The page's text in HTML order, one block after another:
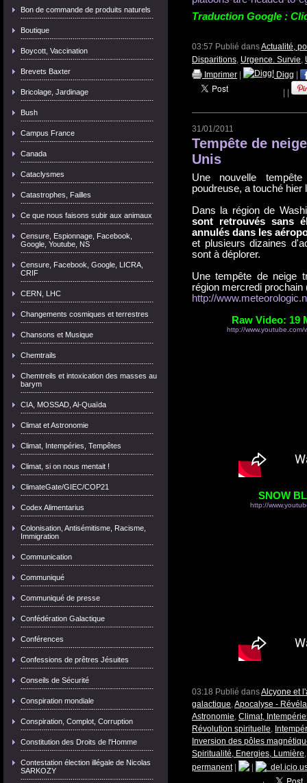
Bon de commande de produits naturels
Boutique
Boycott, Vaccination
Brevets Baxter
Bricolage, Jardinage
Bush
Campus France
Canada
Cataclysmes
Catastrophes, Failles
Ce que nous faisons subir aux animaux
Censure, Espionnage, Facebook,
Google, Youtube, NS
Censure, Facebook, Google, LICRA,
CRIF
CERN, LHC
Changements cosmiques et terrestres
Chansons et Musique
Chemtrails
Chemtreils et intoxication des masses au
barym
CIA, MOSSAD, Al-Quaïda
Climat et Astronomie
Climat, Intempéries, Tempêtes
Climat, si on nous mentait !
ClimateGate/GIEC/COP21
Codex Alimentarius
Colonisation, Antisémitisme, Racisme,
Immigration
Communication
Communiqué
Communiqué de presse
Confédération Galactique
Conférences
Confessions de prêtres Jésuites
Conseils de Sécurité
Conspiration mondiale
Conspiration, Complot, Corruption
Constitution des Droits de l'Homme
Contestation élection illégale de Nicolas
SARKOZY
Traduction Google :
03:57 Publié dansActualité,
Disparitions, Urgence. Survie,
Imprimer
Digg
31/01/2011
Tempête de
Unis
Une nouvelle
poudreuse, a touché
Dans la région de
sont retrouvés sans
annulés dans les
et plusieurs dizaines
sont à déplorer.
Une tempête de neige
région mercredi prochain
http://
Raw Video: 19
http://
SNOW
http://
03:18 Publié dansAlcyone et
galactique,Apocalyse -
Astronomie, Climat,
Révolution spirituelle,
Inversion des pôles
Spiritualité, Energies, Lumière
permanent|